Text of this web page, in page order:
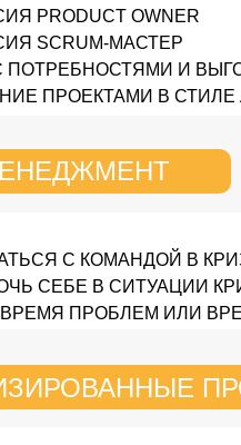
С КОМАНДОЙ В
СЕБЕ В СИТУАЦИИ
ВРЕМЯ ПРОБЛЕМ ИЛИ
PRODUCT OWNER
SCRUM-МАСТЕР
ПОТРЕБНОСТЯМИ И
ПРОЕКТАМИ В СТИЛЕ